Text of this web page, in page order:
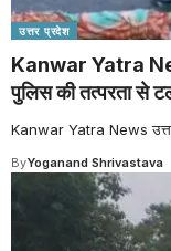
उत्तर प्रदेश
Kanwar Yatra
पुलिस की तत्परता से
Kanwar Yatra News
ByYoganand Shrivastava